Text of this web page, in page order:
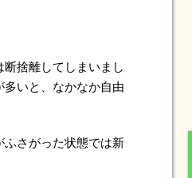
捨離してしまいまし
多いと、なかなか自由
ふさがった状態では新